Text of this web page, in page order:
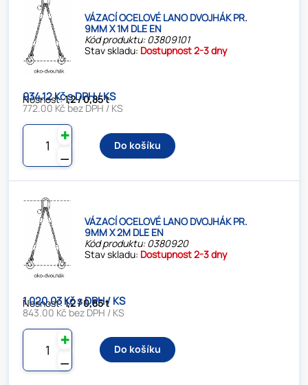
VÁZACÍ OCELOVÉ LANO DVOJHÁK PR.
9MM X 1M DLE EN
Kód produktu: 03809101
Stav skladu: Dostupnost 2-3 dny
Nosnost:1,2 / 0,85 t
934.12 Kč s DPH / KS
772.00 Kč bez DPH / KS
⚊
✚
Do košíku
VÁZACÍ OCELOVÉ LANO DVOJHÁK PR.
9MM X 2M DLE EN
Kód produktu: 0380920
Stav skladu: Dostupnost 2-3 dny
Nosnost:1,2 / 0,85 t
1 020.03 Kč s DPH / KS
843.00 Kč bez DPH / KS
⚊
✚
Do košíku